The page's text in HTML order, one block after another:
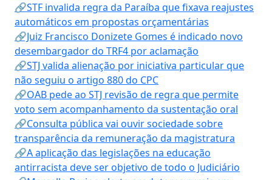
🔗STF invalida regra da Paraíba que fixava reajustes
automáticos em propostas orçamentárias
🔗Juiz Francisco Donizete Gomes é indicado novo
desembargador do TRF4 por aclamação
🔗STJ valida alienação por iniciativa particular que
não seguiu o artigo 880 do CPC
🔗OAB pede ao STJ revisão de regra que permite
voto sem acompanhamento da sustentação oral
🔗Consulta pública vai ouvir sociedade sobre
transparência da remuneração da magistratura
🔗A aplicação das legislações na educação
antirracista deve ser objetivo de todo o Judiciário